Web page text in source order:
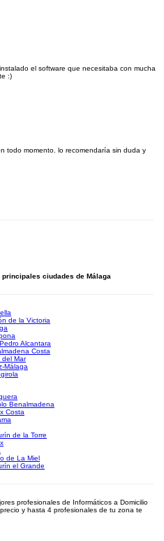
el software que necesitaba con mucha
:)
todo momento. lo recomendaría sin duda y
ciudades de Málaga
de la Victoria
Alcantara
Costa
del Mar
Málaga
Benalmadena
Costa
de la Torre
de La Miel
el Grande
profesionales de Informáticos a Domicilio
y hasta 4 profesionales de tu zona te